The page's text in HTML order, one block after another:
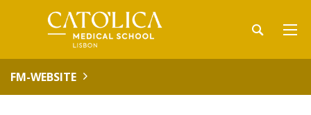
FM-WEBSITE